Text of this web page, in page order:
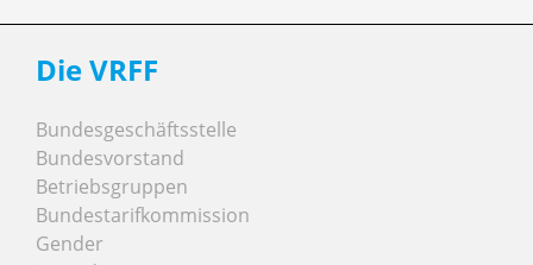
Die VRFF
Bundesgeschäftsstelle
Bundesvorstand
Betriebsgruppen
Bundestarifkommission
Gender